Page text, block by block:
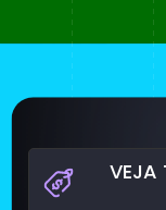
VEJA
Acesso AO